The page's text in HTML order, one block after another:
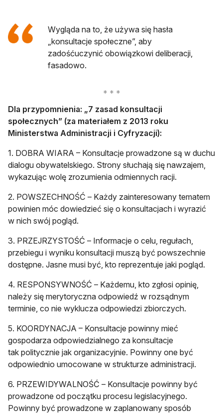
Wygląda na to, że używa się hasła
„konsultacje społeczne”, aby
zadośćuczynić obowiązkowi deliberacji,
fasadowo.
Dla przypomnienia: „7 zasad konsultacji
społecznych” (za materiałem z 2013 roku
Ministerstwa Administracji i Cyfryzacji):
1. DOBRA WIARA – Konsultacje prowadzone są w duchu
dialogu obywatelskiego. Strony słuchają się nawzajem,
wykazując wolę zrozumienia odmiennych racji.
2. POWSZECHNOŚĆ – Każdy zainteresowany tematem
powinien móc dowiedzieć się o konsultacjach i wyrazić
w nich swój pogląd.
3. PRZEJRZYSTOŚĆ – Informacje o celu, regułach,
przebiegu i wyniku konsultacji muszą być powszechnie
dostępne. Jasne musi być, kto reprezentuje jaki pogląd.
4. RESPONSYWNOŚĆ – Każdemu, kto zgłosi opinię,
należy się merytoryczna odpowiedź w rozsądnym
terminie, co nie wyklucza odpowiedzi zbiorczych.
5. KOORDYNACJA – Konsultacje powinny mieć
gospodarza odpowiedzialnego za konsultacje
tak politycznie jak organizacyjnie. Powinny one być
odpowiednio umocowane w strukturze administracji.
6. PRZEWIDYWALNOŚĆ – Konsultacje powinny być
prowadzone od początku procesu legislacyjnego.
Powinny być prowadzone w zaplanowany sposób